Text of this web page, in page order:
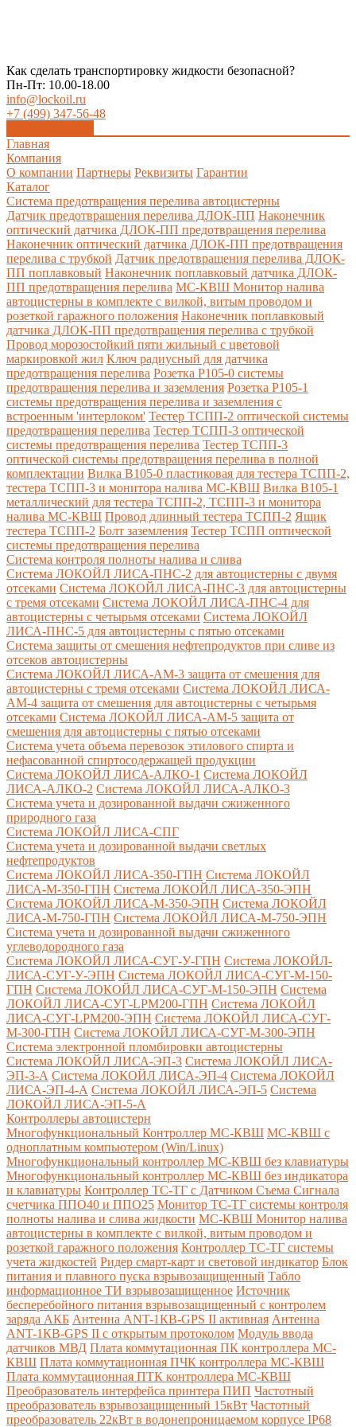
Как сделать транспортировку жидкости безопасной?
Пн-Пт: 10.00-18.00
info@lockoil.ru
+7 (499) 347-56-48
Главная
Компания
О компании Партнеры Реквизиты Гарантии
Каталог
Система предотвращения перелива автоцистерны
Датчик предотвращения перелива ДЛОК-ПП Наконечник
оптический датчика ДЛОК-ПП предотвращения перелива
Наконечник оптический датчика ДЛОК-ПП предотвращения
перелива с трубкой Датчик предотвращения перелива ДЛОК-
ПП поплавковый Наконечник поплавковый датчика ДЛОК-
ПП предотвращения перелива МС-КВШ Монитор налива
автоцистерны в комплекте с вилкой, витым проводом и
розеткой гаражного положения Наконечник поплавковый
датчика ДЛОК-ПП предотвращения перелива с трубкой
Провод морозостойкий пяти жильный с цветовой
маркировкой жил Ключ радиусный для датчика
предотвращения перелива Розетка Р105-0 системы
предотвращения перелива и заземления Розетка Р105-1
системы предотвращения перелива и заземления с
встроенным 'интерлоком' Тестер ТСПП-2 оптической системы
предотвращения перелива Тестер ТСПП-3 оптической
системы предотвращения перелива Тестер ТСПП-3
оптической системы предотвращения перелива в полной
комплектации Вилка В105-0 пластиковая для тестера ТСПП-2,
тестера ТСПП-3 и монитора налива МС-КВШ Вилка В105-1
металлический для тестера ТСПП-2, ТСПП-3 и монитора
налива МС-КВШ Провод длинный тестера ТСПП-2 Ящик
тестера ТСПП-2 Болт заземления Тестер ТСПП оптической
системы предотвращения перелива
Cистема контроля полноты налива и слива
Система ЛОКОЙЛ ЛИСА-ПНС-2 для автоцистерны с двумя
отсеками Система ЛОКОЙЛ ЛИСА-ПНС-3 для автоцистерны
с тремя отсеками Система ЛОКОЙЛ ЛИСА-ПНС-4 для
автоцистерны с четырьмя отсеками Система ЛОКОЙЛ
ЛИСА-ПНС-5 для автоцистерны с пятью отсеками
Система защиты от смешения нефтепродуктов при сливе из
отсеков автоцистерны
Система ЛОКОЙЛ ЛИСА-AM-3 защита от смешения для
автоцистерны с тремя отсеками Система ЛОКОЙЛ ЛИСА-
AM-4 защита от смешения для автоцистерны с четырьмя
отсеками Система ЛОКОЙЛ ЛИСА-AM-5 защита от
смешения для автоцистерны с пятью отсеками
Система учета объема перевозок этилового спирта и
нефасованной спиртосодержащей продукции
Система ЛОКОЙЛ ЛИСА-AЛКО-1 Система ЛОКОЙЛ
ЛИСА-АЛКО-2 Система ЛОКОЙЛ ЛИСА-АЛКО-3
Система учета и дозированной выдачи сжиженного
природного газа
Система ЛОКОЙЛ ЛИСА-СПГ
Система учета и дозированной выдачи светлых
нефтепродуктов
Система ЛОКОЙЛ ЛИСА-350-ГПН Система ЛОКОЙЛ
ЛИСА-М-350-ГПН Система ЛОКОЙЛ ЛИСА-350-ЭПН
Система ЛОКОЙЛ ЛИСА-М-350-ЭПН Система ЛОКОЙЛ
ЛИСА-М-750-ГПН Система ЛОКОЙЛ ЛИСА-М-750-ЭПН
Система учета и дозированной выдачи сжиженного
углеводородного газа
Система ЛОКОЙЛ ЛИСА-СУГ-У-ГПН Система ЛОКОЙЛ-
ЛИСА-СУГ-У-ЭПН Система ЛОКОЙЛ ЛИСА-СУГ-М-150-
ГПН Система ЛОКОЙЛ ЛИСА-СУГ-М-150-ЭПН Система
ЛОКОЙЛ ЛИСА-СУГ-LPM200-ГПН Система ЛОКОЙЛ
ЛИСА-СУГ-LPM200-ЭПН Система ЛОКОЙЛ ЛИСА-СУГ-
М-300-ГПН Система ЛОКОЙЛ ЛИСА-СУГ-М-300-ЭПН
Система электронной пломбировки автоцистерны
Система ЛОКОЙЛ ЛИСА-ЭП-3 Система ЛОКОЙЛ ЛИСА-
ЭП-3-А Система ЛОКОЙЛ ЛИСА-ЭП-4 Система ЛОКОЙЛ
ЛИСА-ЭП-4-А Система ЛОКОЙЛ ЛИСА-ЭП-5 Система
ЛОКОЙЛ ЛИСА-ЭП-5-А
Контроллеры автоцистерн
Многофункциональный Контроллер МС-КВШ МС-КВШ с
одноплатным компьютером (Win/Linux)
Многофункциональный контроллер МС-КВШ без клавиатуры
Многофункциональный контроллер МС-КВШ без индикатора
и клавиатуры Контроллер ТС-ТГ с Датчиком Съема Сигнала
счетчика ППО40 и ППО25 Монитор ТС-ТГ системы контроля
полноты налива и слива жидкости МС-КВШ Монитор налива
автоцистерны в комплекте с вилкой, витым проводом и
розеткой гаражного положения Контроллер ТС-ТГ системы
учета жидкостей Ридер смарт-карт и световой индикатор Блок
питания и плавного пуска взрывозащищенный Табло
информационное ТИ взрывозащищенное Источник
бесперебойного питания взрывозащищенный с контролем
заряда АКБ Антенна ANT-1КВ-GPS II активная Антенна
ANT-1КВ-GPS II с открытым протоколом Модуль ввода
датчиков МВД Плата коммутационная ПК контроллера МС-
КВШ Плата коммутационная ПЧК контроллера МС-КВШ
Плата коммутационная ПТК контроллера МС-КВШ
Преобразователь интерфейса принтера ПИП Частотный
преобразователь взрывозащищенный 15кВт Частотный
преобразователь 22кВт в водонепроницаемом корпусе IP68